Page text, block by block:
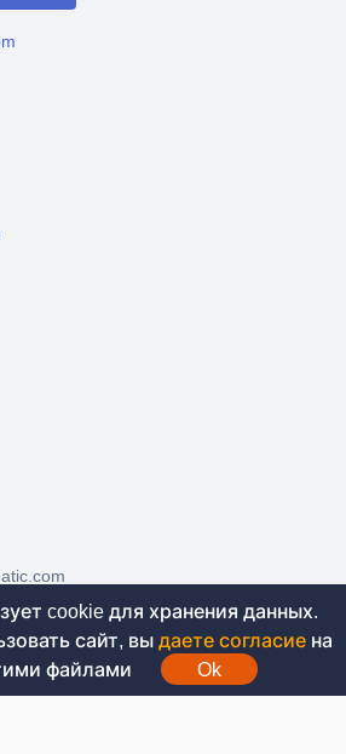
18 лет. На сайте не
денежные средства, вся
cookie для хранения данных.
сайт, вы даете согласие на
файлами
Ok